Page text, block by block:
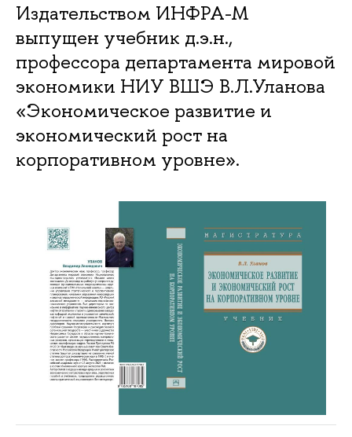
Издательством ИНФРА-М
выпущен учебник д.э.н.,
профессора департамента мировой
экономики НИУ ВШЭ В.Л.Уланова
«Экономическое развитие и
экономический рост на
корпоративном уровне».